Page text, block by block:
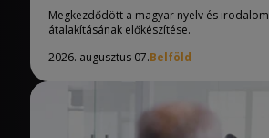
Megkezdődött a magyar nyelv és
átalakításának előkészítése.
2026. augusztus 07.Belföld